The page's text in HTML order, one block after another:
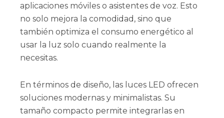
aplicaciones móviles o asistentes de voz. Esto
no solo mejora la comodidad, sino que
también optimiza el consumo energético al
usar la luz solo cuando realmente la
necesitas.
En términos de diseño, las luces LED ofrecen
soluciones modernas y minimalistas. Su
tamaño compacto permite integrarlas en